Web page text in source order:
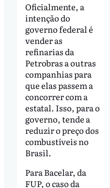
Oficialmente, a
intenção do
governo federal é
vender as
refinarias da
Petrobras a outras
companhias para
que elas passem a
concorrer com a
estatal. Isso, para o
governo, tende a
reduzir o preço dos
combustíveis no
Brasil.
Para Bacelar, da
FUP, o caso da